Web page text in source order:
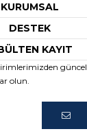
KURUMSAL
DESTEK
KAYIT
güncel
olun.